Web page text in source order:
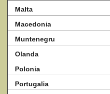
Malta
Macedonia
Muntenegru
Olanda
Polonia
Portugalia